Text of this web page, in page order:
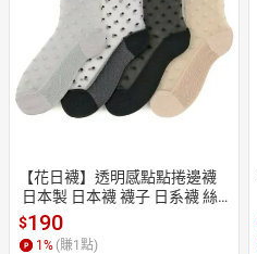
【花日襪】透明感點點捲邊襪
日本製 日本襪 襪子 日系襪 絲
襪 點點透膚襪 泡泡襪 日本代購
點點襪22-26cm
$190
1% (賺1點)